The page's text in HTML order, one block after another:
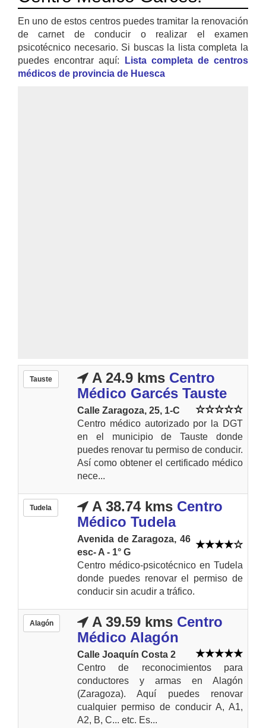
En uno de estos centros puedes tramitar la renovación
de carnet de conducir o realizar el examen
psicotécnico necesario. Si buscas la lista completa la
puedes encontrar aquí:
Lista completa de centros
médicos de provincia de Huesca
Tauste A 24.9 kms Centro
Médico Garcés Tauste
Calle Zaragoza, 25, 1-C
Centro médico autorizado por la DGT
en el municipio de Tauste donde
puedes renovar tu permiso de conducir.
Así como obtener el certificado médico
nece...
Tudela A 38.74 kms Centro
Médico Tudela
Avenida de Zaragoza, 46
esc- A - 1° G
Centro médico-psicotécnico en Tudela
donde puedes renovar el permiso de
conducir sin acudir a tráfico.
Alagón A 39.59 kms Centro
Médico Alagón
Calle Joaquín Costa 2
Centro de reconocimientos para
conductores y armas en Alagón
(Zaragoza). Aquí puedes renovar
cualquier permiso de conducir A, A1,
A2, B, C... etc. Es...